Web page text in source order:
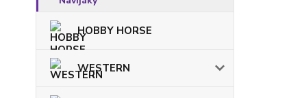
HOBBY HORSE
WESTERN